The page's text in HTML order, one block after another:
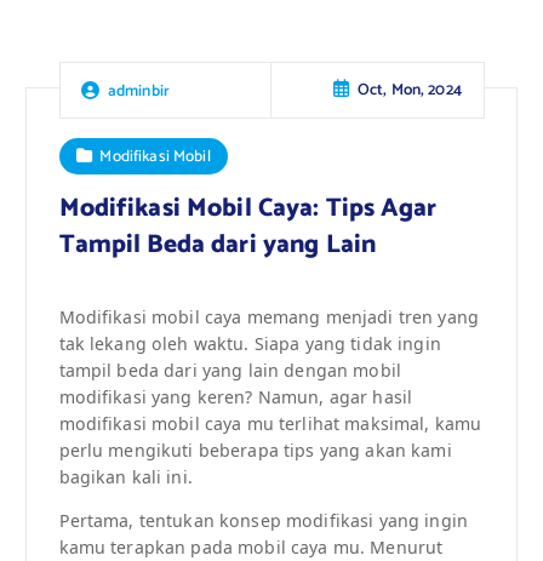
adminbir Oct, Mon, 2024
Modifikasi Mobil
Modifikasi Mobil Caya: Tips Agar
Tampil Beda dari yang Lain
Modifikasi mobil caya memang menjadi tren yang
tak lekang oleh waktu. Siapa yang tidak ingin
tampil beda dari yang lain dengan mobil
modifikasi yang keren? Namun, agar hasil
modifikasi mobil caya mu terlihat maksimal, kamu
perlu mengikuti beberapa tips yang akan kami
bagikan kali ini.
Pertama, tentukan konsep modifikasi yang ingin
kamu terapkan pada mobil caya mu. Menurut